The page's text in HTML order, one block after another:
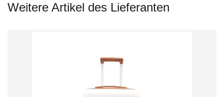
Weitere Artikel des Lieferanten